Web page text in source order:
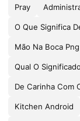
Pray
O Que Significa
Mão Na Boca Png
Qual O
De Carinha Com
Kitchen Android